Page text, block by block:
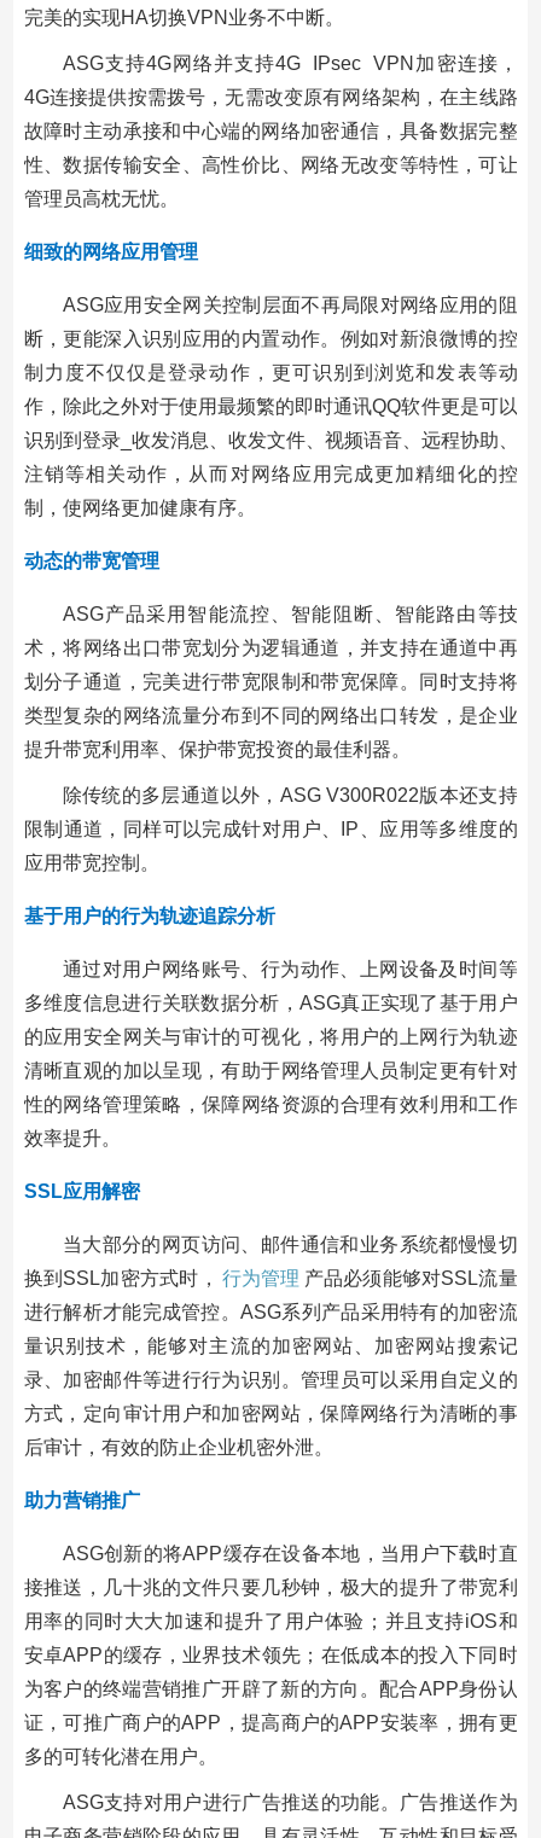
完美的实现HA切换VPN业务不中断。
ASG支持4G网络并支持4G IPsec VPN加密连接，
4G连接提供按需拨号，无需改变原有网络架构，在主线路
故障时主动承接和中心端的网络加密通信，具备数据完整
性、数据传输安全、高性价比、网络无改变等特性，可让
管理员高枕无忧。
细致的网络应用管理
ASG应用安全网关控制层面不再局限对网络应用的阻
断，更能深入识别应用的内置动作。例如对新浪微博的控
制力度不仅仅是登录动作，更可识别到浏览和发表等动
作，除此之外对于使用最频繁的即时通讯QQ软件更是可以
识别到登录_收发消息、收发文件、视频语音、远程协助、
注销等相关动作，从而对网络应用完成更加精细化的控
制，使网络更加健康有序。
动态的带宽管理
ASG产品采用智能流控、智能阻断、智能路由等技
术，将网络出口带宽划分为逻辑通道，并支持在通道中再
划分子通道，完美进行带宽限制和带宽保障。同时支持将
类型复杂的网络流量分布到不同的网络出口转发，是企业
提升带宽利用率、保护带宽投资的最佳利器。
除传统的多层通道以外，ASG V300R022版本还支持
限制通道，同样可以完成针对用户、IP、应用等多维度的
应用带宽控制。
基于用户的行为轨迹追踪分析
通过对用户网络账号、行为动作、上网设备及时间等
多维度信息进行关联数据分析，ASG真正实现了基于用户
的应用安全网关与审计的可视化，将用户的上网行为轨迹
清晰直观的加以呈现，有助于网络管理人员制定更有针对
性的网络管理策略，保障网络资源的合理有效利用和工作
效率提升。
SSL应用解密
当大部分的网页访问、邮件通信和业务系统都慢慢切
换到SSL加密方式时， 行为管理 产品必须能够对SSL流量
进行解析才能完成管控。ASG系列产品采用特有的加密流
量识别技术，能够对主流的加密网站、加密网站搜索记
录、加密邮件等进行行为识别。管理员可以采用自定义的
方式，定向审计用户和加密网站，保障网络行为清晰的事
后审计，有效的防止企业机密外泄。
助力营销推广
ASG创新的将APP缓存在设备本地，当用户下载时直
接推送，几十兆的文件只要几秒钟，极大的提升了带宽利
用率的同时大大加速和提升了用户体验；并且支持iOS和
安卓APP的缓存，业界技术领先；在低成本的投入下同时
为客户的终端营销推广开辟了新的方向。配合APP身份认
证，可推广商户的APP，提高商户的APP安装率，拥有更
多的可转化潜在用户。
ASG支持对用户进行广告推送的功能。广告推送作为